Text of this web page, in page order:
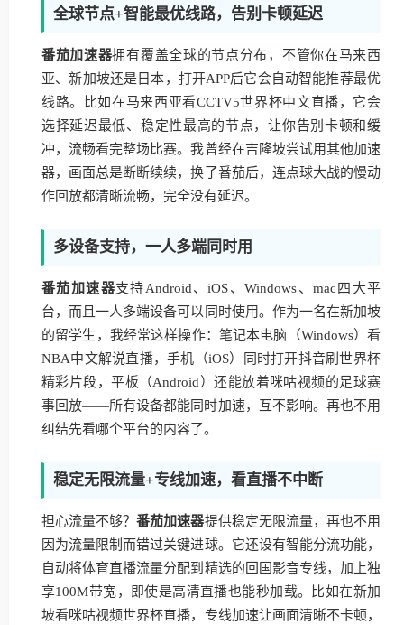
全球节点+智能最优线路，告别卡顿延迟
番茄加速器拥有覆盖全球的节点分布，不管你在马来西
亚、新加坡还是日本，打开APP后它会自动智能推荐最优
线路。比如在马来西亚看CCTV5世界杯中文直播，它会
选择延迟最低、稳定性最高的节点，让你告别卡顿和缓
冲，流畅看完整场比赛。我曾经在吉隆坡尝试用其他加速
器，画面总是断断续续，换了番茄后，连点球大战的慢动
作回放都清晰流畅，完全没有延迟。
多设备支持，一人多端同时用
番茄加速器支持Android、iOS、Windows、mac四大平
台，而且一人多端设备可以同时使用。作为一名在新加坡
的留学生，我经常这样操作：笔记本电脑（Windows）看
NBA中文解说直播，手机（iOS）同时打开抖音刷世界杯
精彩片段，平板（Android）还能放着咪咕视频的足球赛
事回放——所有设备都能同时加速，互不影响。再也不用
纠结先看哪个平台的内容了。
稳定无限流量+专线加速，看直播不中断
担心流量不够？番茄加速器提供稳定无限流量，再也不用
因为流量限制而错过关键进球。它还设有智能分流功能，
自动将体育直播流量分配到精选的回国影音专线，加上独
享100M带宽，即使是高清直播也能秒加载。比如在新加
坡看咪咕视频世界杯直播，专线加速让画面清晰不卡顿，